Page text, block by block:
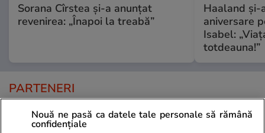
Sorana Cîrstea și-a anunțat
revenirea: „Înapoi la treabă”
Haaland
aniversare
Isabel:
totdeauna!”
PARTENERI
Nouă ne pasă ca datele tale personale să rămână
confidențiale